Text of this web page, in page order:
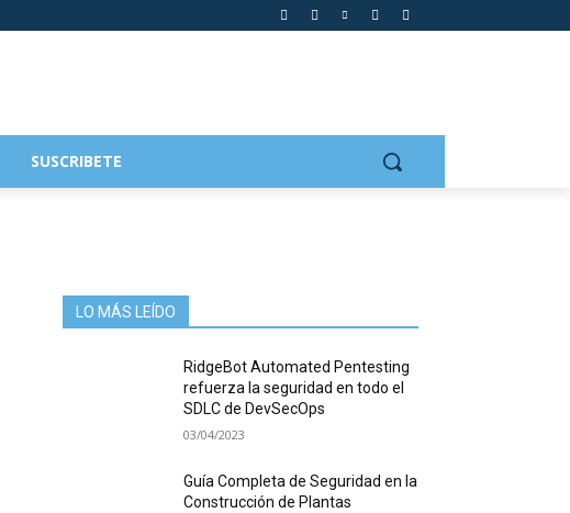
SUSCRIBETE
LO MÁS LEÍDO
RidgeBot Automated Pentesting
refuerza la seguridad en todo el
SDLC de DevSecOps
03/04/2023
Guía Completa de Seguridad en la
Construcción de Plantas